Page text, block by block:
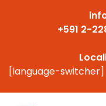
+591 2-
[language-switcher]